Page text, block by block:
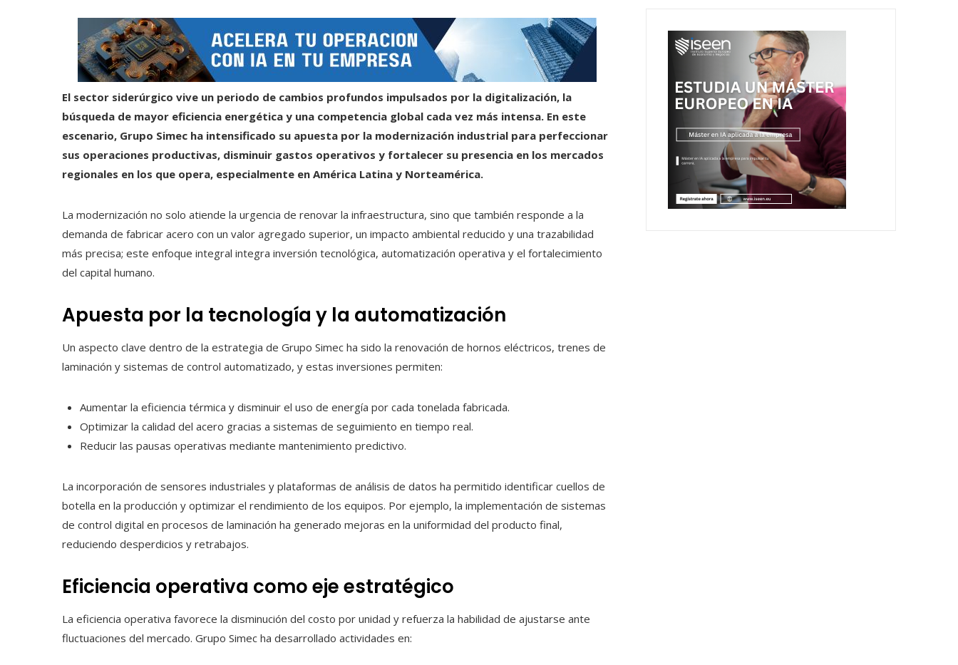
El sector siderúrgico vive un periodo de cambios profundos impulsados por la digitalización, la
búsqueda de mayor eficiencia energética y una competencia global cada vez más intensa. En este
escenario, Grupo Simec ha intensificado su apuesta por la modernización industrial para perfeccionar
sus operaciones productivas, disminuir gastos operativos y fortalecer su presencia en los mercados
regionales en los que opera, especialmente en América Latina y Norteamérica.
La modernización no solo atiende la urgencia de renovar la infraestructura, sino que también responde a la
demanda de fabricar acero con un valor agregado superior, un impacto ambiental reducido y una trazabilidad
más precisa; este enfoque integral integra inversión tecnológica, automatización operativa y el fortalecimiento
del capital humano.
Apuesta por la tecnología y la automatización
Un aspecto clave dentro de la estrategia de Grupo Simec ha sido la renovación de hornos eléctricos, trenes de
laminación y sistemas de control automatizado, y estas inversiones permiten:
Aumentar la eficiencia térmica y disminuir el uso de energía por cada tonelada fabricada.
Optimizar la calidad del acero gracias a sistemas de seguimiento en tiempo real.
Reducir las pausas operativas mediante mantenimiento predictivo.
La incorporación de sensores industriales y plataformas de análisis de datos ha permitido identificar cuellos de
botella en la producción y optimizar el rendimiento de los equipos. Por ejemplo, la implementación de sistemas
de control digital en procesos de laminación ha generado mejoras en la uniformidad del producto final,
reduciendo desperdicios y retrabajos.
Eficiencia operativa como eje estratégico
La eficiencia operativa favorece la disminución del costo por unidad y refuerza la habilidad de ajustarse ante
fluctuaciones del mercado. Grupo Simec ha desarrollado actividades en: